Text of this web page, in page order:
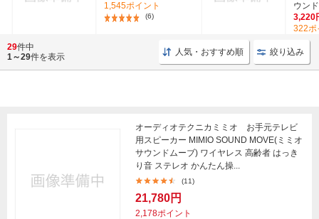
1,545ポイント
(6)
ウン
3,220
322ポ
29件中
1～29件を表示 人気・おすすめ順 絞り込み
オーディオテクニカミミオ お手元テレビ
用スピーカー MIMIO SOUND MOVE(ミミオ
サウンドムーブ) ワイヤレス 高齢者 はっき
り音 ステレオ かんたん操...
(11)
21,780円
2,178ポイント